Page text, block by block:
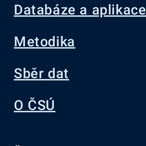
Databáze a aplikace
Metodika
Sběr dat
O ČSÚ